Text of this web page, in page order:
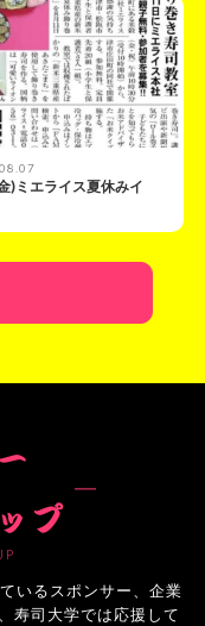
)ミエライス夏休みイ
いるスポンサー、企業
寿司大学では応援して